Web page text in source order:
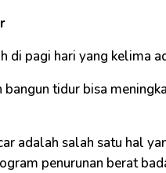
di pagi hari yang kelima
tidur bisa
adalah salah satu hal
penurunan berat